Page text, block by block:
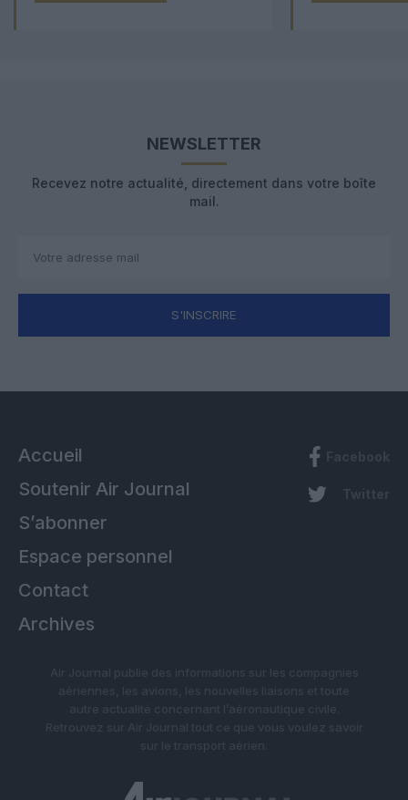
NEWSLETTER
Recevez notre actualité, directement dans votre boîte
mail.
S'INSCRIRE
Accueil
Soutenir Air Journal
S’abonner
Espace personnel
Contact
Archives